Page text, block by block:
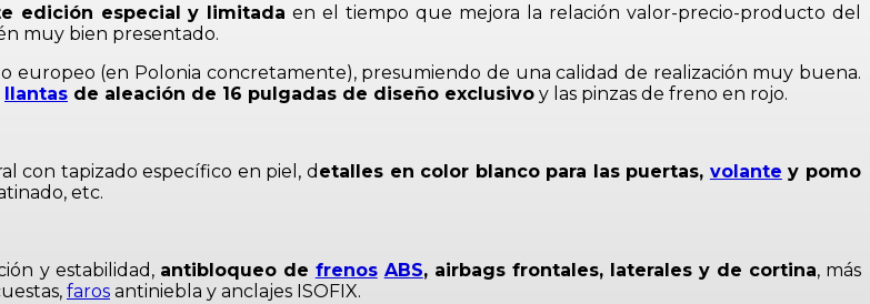
edición especial y limitada en el tiempo que mejora la relación valor-precio-producto del
muy bien presentado.
europeo (en Polonia concretamente), presumiendo de una calidad de realización muy buena.
llantas de aleación de 16 pulgadas de diseño exclusivo y las pinzas de freno en rojo.
con tapizado específico en piel, d etalles en color blanco para las puertas, volante y pomo
etc.
y estabilidad, antibloqueo de frenos ABS, airbags frontales, laterales y de cortina, más
faros antiniebla y anclajes ISOFIX.